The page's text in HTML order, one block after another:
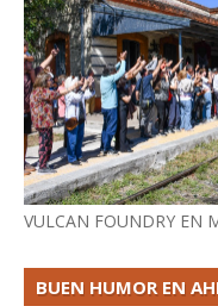
VULCAN FOUNDRY EN
BUEN HUMOR EN